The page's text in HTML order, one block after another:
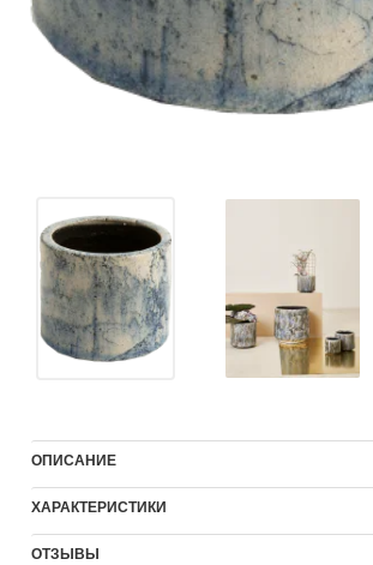
ОПИСАНИЕ
ХАРАКТЕРИСТИКИ
ОТЗЫВЫ